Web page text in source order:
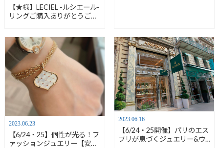
【★様】LECIEL -ルシエール-
リングご購入ありがとうござ
2023.06.23
【6/24・25】個性が光る！フ
ァッションジュエリー【安心
2023.06.16
【6/24・25開催】パリのエス
プリが息づくジュエリー&ウ